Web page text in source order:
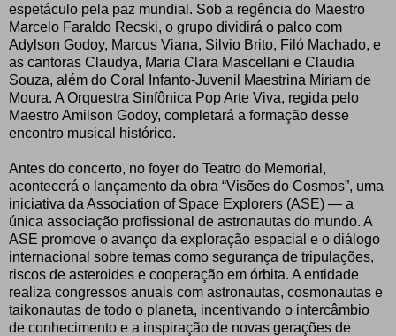
espetáculo pela paz mundial. Sob a regência do Maestro
Marcelo Faraldo Recski, o grupo dividirá o palco com
Adylson Godoy, Marcus Viana, Silvio Brito, Filó Machado, e
as cantoras Claudya, Maria Clara Mascellani e Claudia
Souza, além do Coral Infanto-Juvenil Maestrina Miriam de
Moura. A Orquestra Sinfônica Pop Arte Viva, regida pelo
Maestro Amilson Godoy, completará a formação desse
encontro musical histórico.
Antes do concerto, no foyer do Teatro do Memorial,
acontecerá o lançamento da obra “Visões do Cosmos”, uma
iniciativa da Association of Space Explorers (ASE) — a
única associação profissional de astronautas do mundo. A
ASE promove o avanço da exploração espacial e o diálogo
internacional sobre temas como segurança de tripulações,
riscos de asteroides e cooperação em órbita. A entidade
realiza congressos anuais com astronautas, cosmonautas e
taikonautas de todo o planeta, incentivando o intercâmbio
de conhecimento e a inspiração de novas gerações de